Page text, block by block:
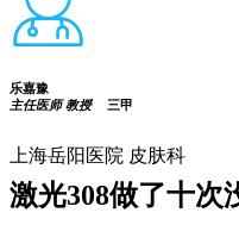
乐嘉豫
主任医师 教授
三甲
上海岳阳医院 皮肤科
激光308做了十次